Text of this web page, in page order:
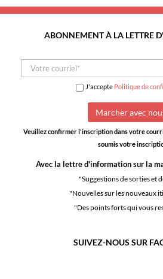
ABONNEMENT À LA LETTRE
J'accepte Politique de
Veuillez confirmer l'inscription dans votre
soumis votre
Avec la lettre d'information sur la
"Suggestions de sorties et
"Nouvelles sur les nouveaux
"Des points forts qui vous
SUIVEZ-NOUS SUR